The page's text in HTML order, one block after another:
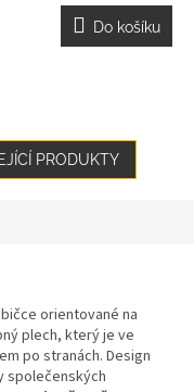
Do košíku
PRODUKTY
orientované na
plech, který je ve
po stranách. Design
společenských